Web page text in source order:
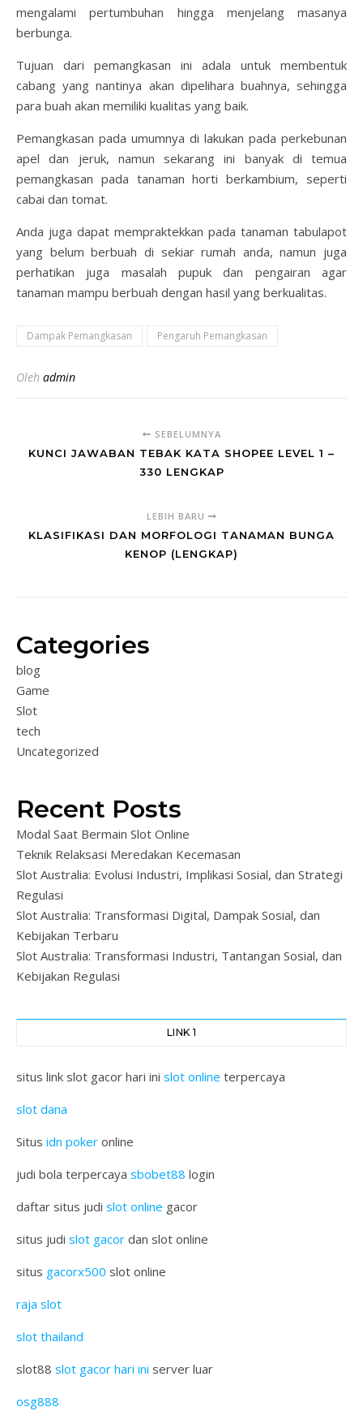
mengalami pertumbuhan hingga menjelang masanya
berbunga.
Tujuan dari pemangkasan ini adala untuk membentuk
cabang yang nantinya akan dipelihara buahnya, sehingga
para buah akan memiliki kualitas yang baik.
Pemangkasan pada umumnya di lakukan pada perkebunan
apel dan jeruk, namun sekarang ini banyak di temua
pemangkasan pada tanaman horti berkambium, seperti
cabai dan tomat.
Anda juga dapat mempraktekkan pada tanaman tabulapot
yang belum berbuah di sekiar rumah anda, namun juga
perhatikan juga masalah pupuk dan pengairan agar
tanaman mampu berbuah dengan hasil yang berkualitas.
Dampak Pemangkasan Pengaruh Pemangkasan
Oleh admin
SEBELUMNYA
KUNCI JAWABAN TEBAK KATA SHOPEE LEVEL 1 –
330 LENGKAP
LEBIH BARU
KLASIFIKASI DAN MORFOLOGI TANAMAN BUNGA
KENOP (LENGKAP)
Categories
blog
Game
Slot
tech
Uncategorized
Recent Posts
Modal Saat Bermain Slot Online
Teknik Relaksasi Meredakan Kecemasan
Slot Australia: Evolusi Industri, Implikasi Sosial, dan Strategi
Regulasi
Slot Australia: Transformasi Digital, Dampak Sosial, dan
Kebijakan Terbaru
Slot Australia: Transformasi Industri, Tantangan Sosial, dan
Kebijakan Regulasi
LINK 1
situs link slot gacor hari ini slot online terpercaya
slot dana
Situs idn poker online
judi bola terpercaya sbobet88 login
daftar situs judi slot online gacor
situs judi slot gacor dan slot online
situs gacorx500 slot online
raja slot
slot thailand
slot88 slot gacor hari ini server luar
osg888